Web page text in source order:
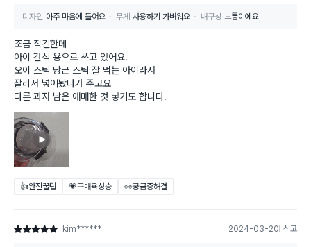
디자인 아주 마음에 들어요 무게 사용하기 가벼워요 내구성 보통이에요
조금 작긴한데
아이 간식 용으로 쓰고 있어요.
오이 스틱 당근 스틱 잘 먹는 아이라서
잘라서 넣어놨다가 주고요
다른 과자 남은 애매한 것 넣기도 합니다.
👍완전꿀팁 💗구매욕상승 👀궁금증해결
별점 5점 kim****** 2024-03-20 신고